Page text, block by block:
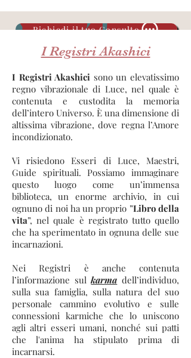
Richiedi il tuo Consulto
I Registri Akashici
I Registri Akashici sono un elevatissimo
regno vibrazionale di Luce, nel quale è
contenuta e custodita la memoria
dell’intero Universo. È una dimensione di
altissima vibrazione, dove regna l’Amore
incondizionato.
Vi risiedono Esseri di Luce, Maestri,
Guide spirituali. Possiamo immaginare
questo luogo come un’immensa
biblioteca, un enorme archivio, in cui
ognuno di noi ha un proprio ”Libro della
vita”, nel quale è registrato tutto quello
che ha sperimentato in ognuna delle sue
incarnazioni.
Nei Registri è anche contenuta
l’informazione sulkarma dell’individuo,
sulla sua famiglia, sulla natura del suo
personale cammino evolutivo e sulle
connessioni karmiche che lo uniscono
agli altri esseri umani, nonché sui patti
che l'anima ha stipulato prima di
incarnarsi.